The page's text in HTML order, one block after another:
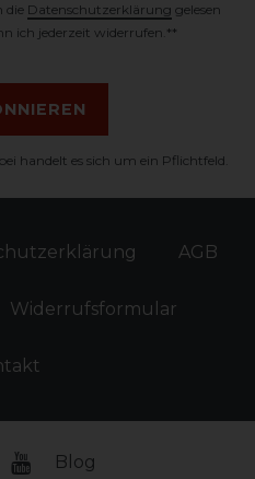
die Daten­schutz­erklärung gelesen
ich jederzeit widerrufen.**
handelt es sich um ein Pflichtfeld.
AGB
Widerrufs­formular
Blog